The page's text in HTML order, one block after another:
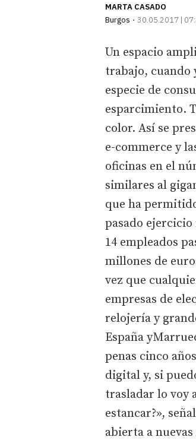
MARTA CASADO
Burgos
30.05.2017 |
Un espacio
trabajo, cuando
especie de
esparcimiento.
color. Así se
e-commerce y
oficinas en el
similares al
que ha
pasado ejercicio
14 empleados
millones de
vez que
empresas de
relojería y
España
penas cinco
digital y, si
trasladar lo voy
estancar?»,
abierta a